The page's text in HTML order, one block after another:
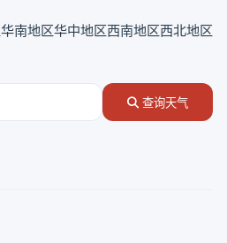
华南地区华中地区西南地区西北地区
查询天气